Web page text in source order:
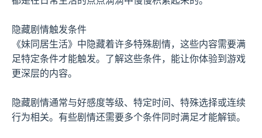
隐藏剧情触发条件
《妹同居生活》中隐藏着许多特殊剧情，这些内容需要满
足特定条件才能触发。了解这些条件，能让你体验到游戏
更深层的内容。
隐藏剧情通常与好感度等级、特定时间、特殊选择或连续
行为相关。有些剧情还需要多个条件同时满足才能解锁。